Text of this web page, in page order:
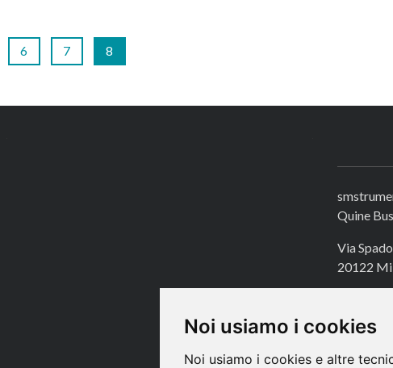
Noi usiamo i cookies
Noi usiamo i cookies e altre
6 7 8
Quine
Via
20122
Fax +39